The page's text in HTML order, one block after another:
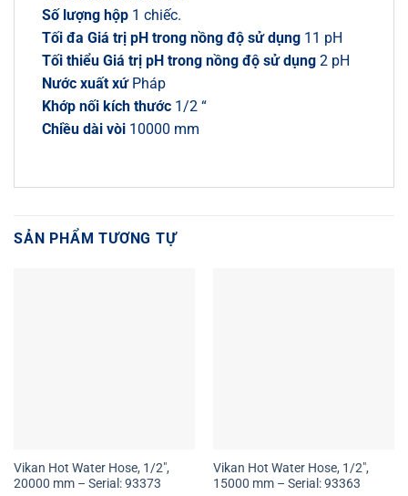
Số lượng hộp 1 chiếc.
Tối đa Giá trị pH trong nồng độ sử dụng 11 pH
Tối thiểu Giá trị pH trong nồng độ sử dụng 2 pH
Nước xuất xứPháp
Khớp nối kích thước 1/2 “
Chiều dài vòi 10000 mm
SẢN PHẨM TƯƠNG TỰ
Vikan Hot Water Hose, 1/2″,
20000 mm – Serial: 93373
Vikan Hot Water Hose, 1/2″,
15000 mm – Serial: 93363